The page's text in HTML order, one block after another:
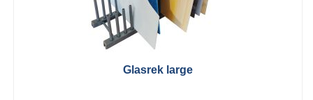
Glasrek large